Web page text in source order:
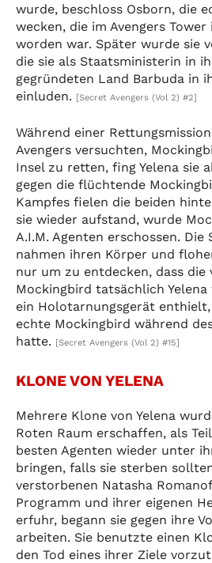
wurde, beschloss Osborn, die
wecken, die im Avengers
worden war. Später wurde sie
die sie als Staatsministerin in
gegründeten Land Barbuda in
einluden. [Secret Avengers (Vol 2) #2]
Während einer
Avengers versuchten,
Insel zu retten, fing Yelena sie
gegen die flüchtende
Kampfes fielen die beiden
sie wieder aufstand, wurde
A.I.M. Agenten erschossen. Die
nahmen ihren Körper und
nur um zu entdecken, dass die
Mockingbird tatsächlich
ein Holotarnungsgerät
echte Mockingbird während
hatte. [Secret Avengers (Vol 2) #15]
KLONE VON YELENA
Mehrere Klone von Yelena
Roten Raum erschaffen, als
besten Agenten wieder unter
bringen, falls sie sterben
verstorbenen Natasha
Programm und ihrer eigenen
erfuhr, begann sie gegen ihre
arbeiten. Sie benutzte einen
den Tod eines ihrer Ziele